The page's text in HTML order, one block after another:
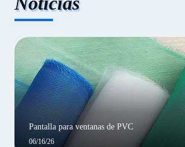
Pantalla para ventanas de PVC
06/16/26